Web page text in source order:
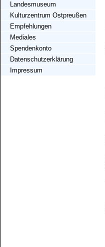
Landesmuseum
Kulturzentrum Ostpreußen
Empfehlungen
Mediales
Spendenkonto
Datenschutzerklärung
Impressum